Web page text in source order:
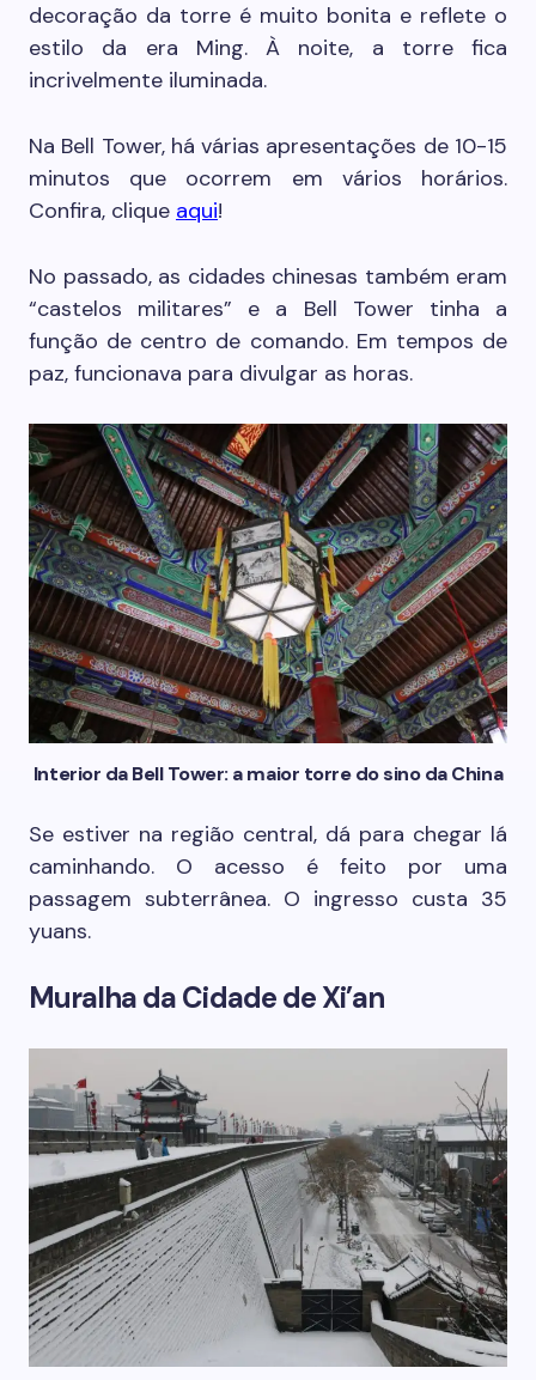
decoração da torre é muito bonita e reflete o
estilo da era Ming. À noite, a torre fica
incrivelmente iluminada.
Na Bell Tower, há várias apresentações de 10-15
minutos que ocorrem em vários horários.
Confira, clique aqui!
No passado, as cidades chinesas também eram
“castelos militares” e a Bell Tower tinha a
função de centro de comando. Em tempos de
paz, funcionava para divulgar as horas.
Interior da Bell Tower: a maior torre do sino da China
Se estiver na região central, dá para chegar lá
caminhando. O acesso é feito por uma
passagem subterrânea. O ingresso custa 35
yuans.
Muralha da Cidade de Xi’an